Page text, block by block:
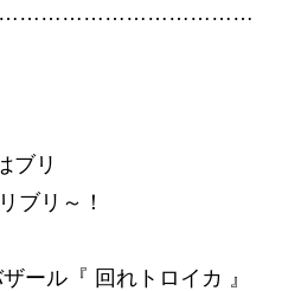
ブリ
リ～！
ール『 回れトロイカ 』